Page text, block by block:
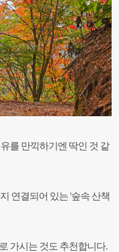
를 만끽하기엔 딱인 것 같
연결되어 있는 '숲속 산책
가시는 것도 추천합니다.